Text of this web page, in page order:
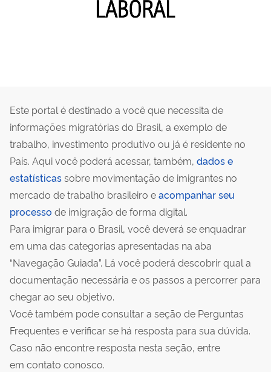
Este portal é destinado a você que necessita de
informações migratórias do Brasil, a exemplo de
trabalho, investimento produtivo ou já é residente no
País. Aqui você poderá acessar, também, dados e
estatísticassobre movimentação de imigrantes no
mercado de trabalho brasileiro eacompanhar seu
processo de imigração de forma digital.
Para imigrar para o Brasil, você deverá se enquadrar
em uma das categorias apresentadas na aba
“Navegação Guiada”. Lá você poderá descobrir qual a
documentação necessária e os passos a percorrer para
chegar ao seu objetivo.
Você também pode consultar a seção de Perguntas
Frequentes e verificar se há resposta para sua dúvida.
Caso não encontre resposta nesta seção, entre
em contato conosco.